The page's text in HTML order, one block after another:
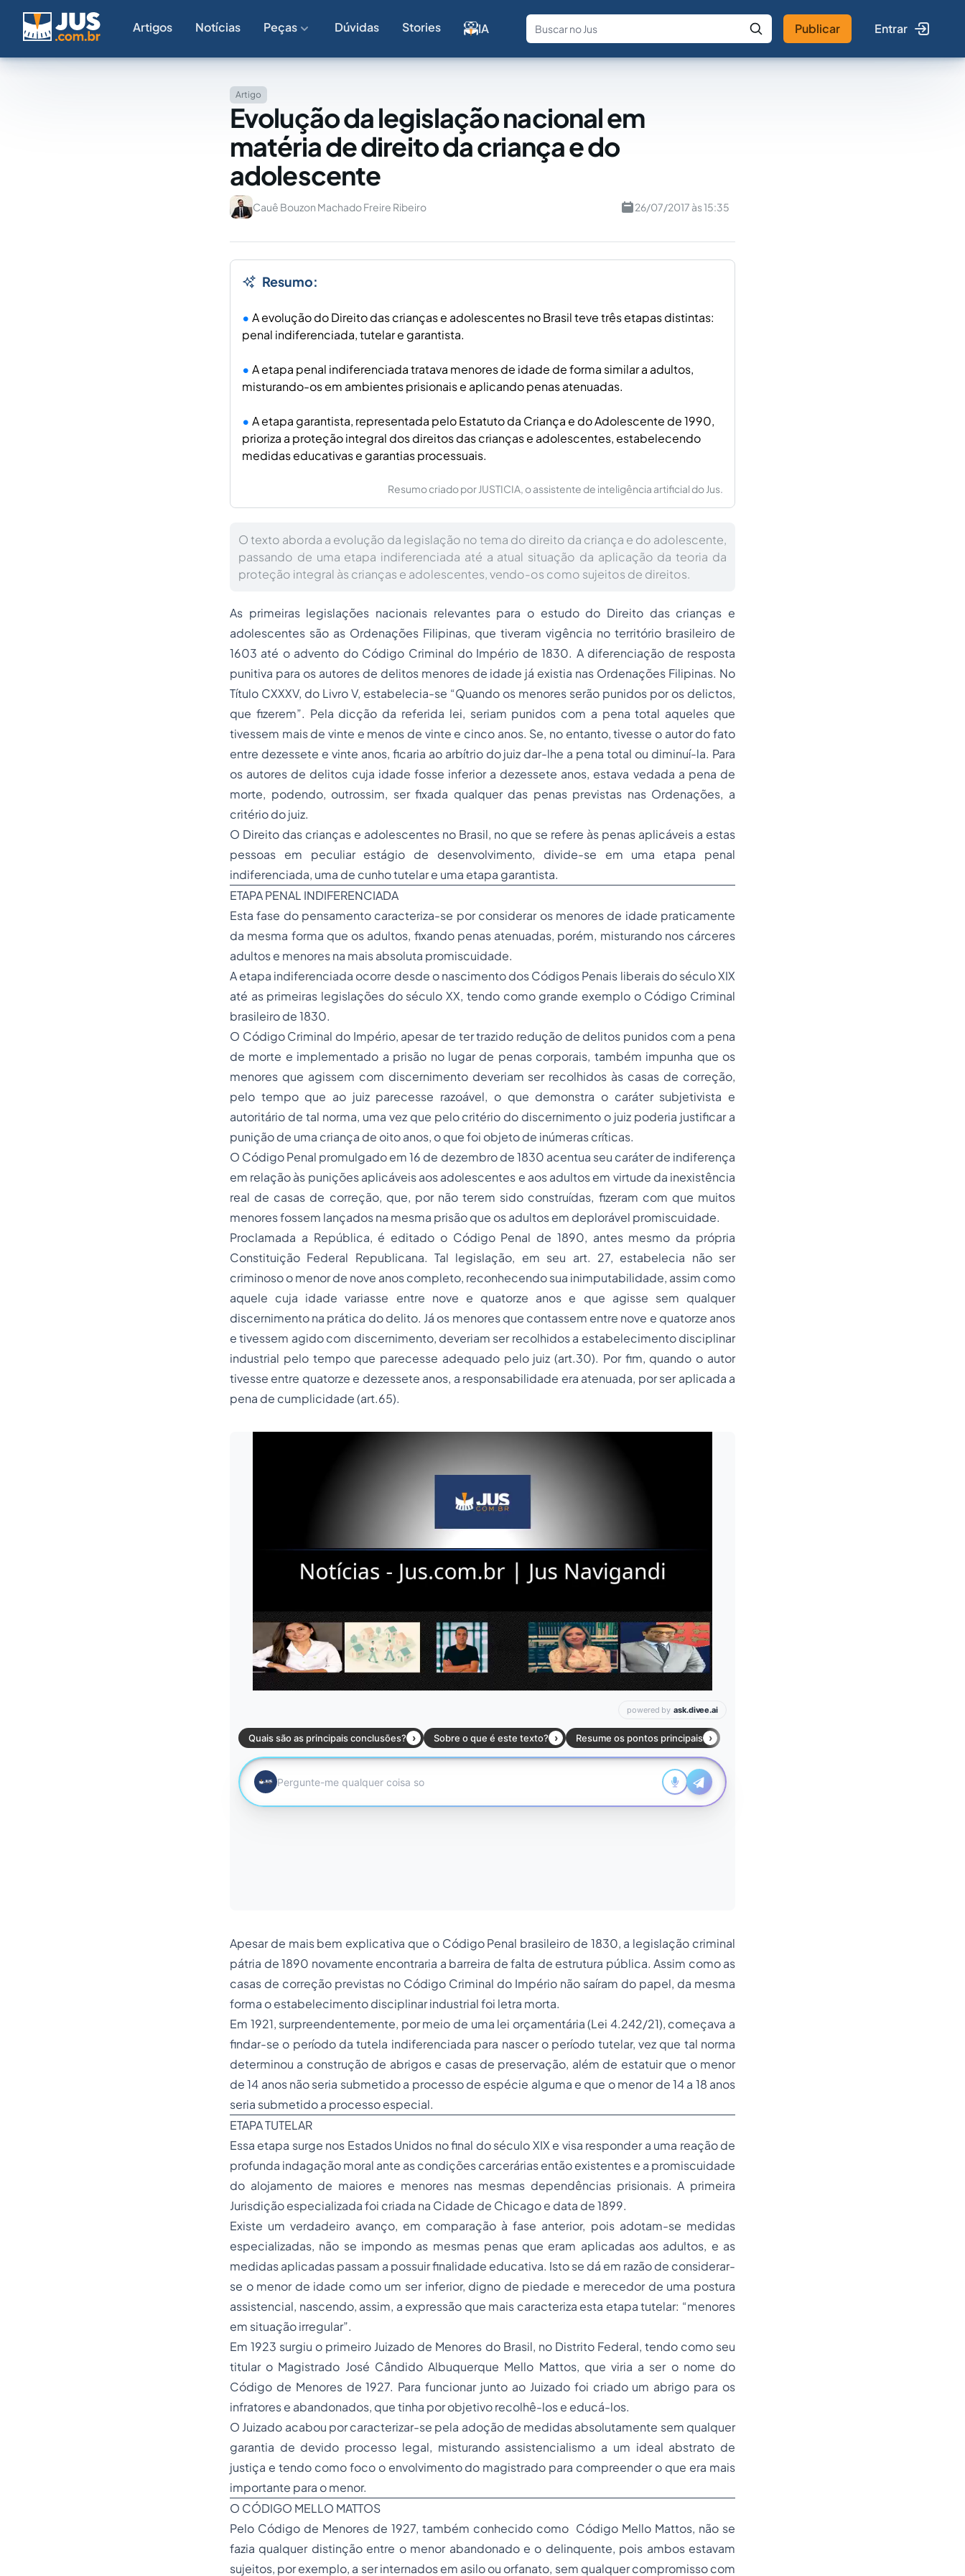
Artigos Notícias Peças Dúvidas Stories IA
Fale com a IA Buscar no Jus
Publicar Entrar
Artigo
Evolução da legislação nacional em
matéria de direito da criança e do
adolescente
Cauê Bouzon Machado Freire Ribeiro 26/07/2017 às 15:35
Resumo:
A evolução do Direito das crianças e adolescentes no Brasil teve três etapas distintas:
penal indiferenciada, tutelar e garantista.
A etapa penal indiferenciada tratava menores de idade de forma similar a adultos,
misturando-os em ambientes prisionais e aplicando penas atenuadas.
A etapa garantista, representada pelo Estatuto da Criança e do Adolescente de 1990,
prioriza a proteção integral dos direitos das crianças e adolescentes, estabelecendo
medidas educativas e garantias processuais.
Resumo criado por JUSTICIA, o assistente de inteligência artificial do Jus.
O texto aborda a evolução da legislação no tema do direito da criança e do adolescente,
passando de uma etapa indiferenciada até a atual situação da aplicação da teoria da
proteção integral às crianças e adolescentes, vendo-os como sujeitos de direitos.
As primeiras legislações nacionais relevantes para o estudo do Direito das crianças e
adolescentes são as Ordenações Filipinas, que tiveram vigência no território brasileiro de
1603 até o advento do Código Criminal do Império de 1830. A diferenciação de resposta
punitiva para os autores de delitos menores de idade já existia nas Ordenações Filipinas. No
Título CXXXV, do Livro V, estabelecia-se “Quando os menores serão punidos por os delictos,
que fizerem”. Pela dicção da referida lei, seriam punidos com a pena total aqueles que
tivessem mais de vinte e menos de vinte e cinco anos. Se, no entanto, tivesse o autor do fato
entre dezessete e vinte anos, ficaria ao arbítrio do juiz dar-lhe a pena total ou diminuí-la. Para
os autores de delitos cuja idade fosse inferior a dezessete anos, estava vedada a pena de
morte, podendo, outrossim, ser fixada qualquer das penasprevistas nas Ordenações, a
critério do juiz.
O Direito das crianças e adolescentes no Brasil, no que se refere às penas aplicáveis a estas
pessoas em peculiar estágio de desenvolvimento, divide-se em uma etapa penal
indiferenciada, uma de cunho tutelar e uma etapa garantista.
ETAPA PENAL INDIFERENCIADA
Esta fase do pensamento caracteriza-se por considerar os menores de idade praticamente
da mesma forma que os adultos, fixando penas atenuadas, porém, misturando nos cárceres
adultos e menores na mais absoluta promiscuidade.
A etapa indiferenciada ocorre desde o nascimento dos Códigos Penais liberais do século XIX
até as primeiras legislações do século XX, tendo como grande exemplo o Código Criminal
brasileiro de 1830.
O Código Criminal do Império, apesar de ter trazido redução de delitos punidos com a pena
de morte e implementado a prisão no lugar de penas corporais, também impunha que os
menores que agissem com discernimento deveriam ser recolhidos às casas de correção,
pelo tempo que ao juiz parecesse razoável, o que demonstra o caráter subjetivista e
autoritário de tal norma, uma vez que pelo critério do discernimento o juiz poderia justificar a
punição de uma criança de oito anos, o que foi objeto de inúmeras críticas.
O Código Penal promulgado em 16 de dezembro de 1830 acentua seu caráter de indiferença
em relação às punições aplicáveis aos adolescentes e aos adultos em virtude da inexistência
real de casas de correção, que, por não terem sido construídas, fizeram com que muitos
menores fossem lançados na mesma prisão que os adultos em deplorável promiscuidade.
Proclamada a República, é editado o Código Penal de 1890, antes mesmo da própria
Constituição Federal Republicana. Tal legislação, em seu art. 27, estabelecia não ser
criminoso o menor de nove anos completo, reconhecendo sua inimputabilidade, assim como
aquele cuja idade variasse entre nove e quatorze anos e que agisse sem qualquer
discernimento na prática do delito. Já os menores que contassem entre nove e quatorze anos
e tivessem agido com discernimento, deveriam ser recolhidos a estabelecimento disciplinar
industrial pelo tempo que parecesse adequado pelo juiz (art.30). Por fim, quando o autor
tivesse entre quatorze e dezessete anos, a responsabilidade era atenuada, por ser aplicada a
pena de cumplicidade (art.65).
Apesar de mais bem explicativa que o Código Penal brasileiro de 1830, a legislação criminal
pátria de 1890 novamente encontraria a barreira de falta de estrutura pública. Assim como as
casas de correção previstas no Código Criminal do Império não saíram do papel, da mesma
forma o estabelecimento disciplinar industrial foi letra morta.
Em 1921, surpreendentemente, por meio de uma lei orçamentária (Lei 4.242/21), começava a
findar-se o período da tutela indiferenciada para nascer o período tutelar, vez que tal norma
determinou a construção de abrigos e casas de preservação, além de estatuir que o menor
de 14 anos não seria submetido a processode espécie alguma e que o menor de 14 a 18 anos
seria submetido a processo especial.
ETAPA TUTELAR
Essa etapa surge nos Estados Unidos no final do século XIX e visa responder a uma reação de
profunda indagação moral ante as condições carcerárias então existentes e a promiscuidade
do alojamento de maiores e menores nas mesmas dependências prisionais. A primeira
Jurisdição especializada foi criada na Cidade de Chicago e data de 1899.
Existe um verdadeiro avanço, em comparação à fase anterior, pois adotam-se medidas
especializadas, não se impondo as mesmas penas que eram aplicadas aos adultos, e as
medidas aplicadas passam a possuir finalidade educativa. Isto se dá em razão de considerar-
se o menor de idade como um ser inferior, digno de piedade e merecedor de uma postura
assistencial, nascendo, assim, a expressão que mais caracteriza esta etapa tutelar: “menores
em situação irregular”.
Em 1923 surgiu o primeiro Juizado de Menores do Brasil, no Distrito Federal, tendo como seu
titular o Magistrado José Cândido Albuquerque Mello Mattos, que viria a ser o nome do
Código de Menores de 1927. Para funcionar junto ao Juizado foi criado um abrigo para os
infratores e abandonados, que tinha por objetivo recolhê-los e educá-los.
O Juizado acabou por caracterizar-se pela adoção de medidas absolutamente sem qualquer
garantia de devido processo legal, misturando assistencialismo a um ideal abstrato de
justiça e tendo como foco o envolvimento do magistrado para compreender o que era mais
importante para o menor.
O CÓDIGO MELLO MATTOS
Pelo Código de Menores de 1927, também conhecido como Código Mello Mattos, não se
fazia qualquer distinção entre o menor abandonado e o delinquente, pois ambos estavam
sujeitos, por exemplo, a ser internados em asilo ou orfanato, sem qualquer compromisso com